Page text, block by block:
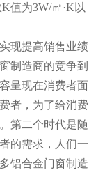
值为3W/㎡·K以
现提高销售业绩
制造商的竞争到
呈现在消费者面
者，为了给消费
第二个时代是随
的需求，人们一
铝合金门窗制造